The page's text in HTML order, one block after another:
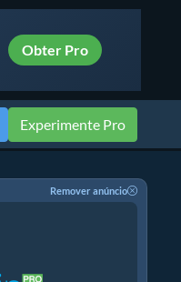
Obter Pro
Experimente Pro
Remover anúncio